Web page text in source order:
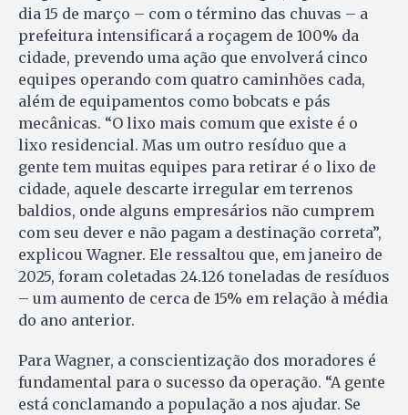
dia 15 de março – com o término das chuvas – a
prefeitura intensificará a roçagem de 100% da
cidade, prevendo uma ação que envolverá cinco
equipes operando com quatro caminhões cada,
além de equipamentos como bobcats e pás
mecânicas. “O lixo mais comum que existe é o
lixo residencial. Mas um outro resíduo que a
gente tem muitas equipes para retirar é o lixo de
cidade, aquele descarte irregular em terrenos
baldios, onde alguns empresários não cumprem
com seu dever e não pagam a destinação correta”,
explicou Wagner. Ele ressaltou que, em janeiro de
2025, foram coletadas 24.126 toneladas de resíduos
– um aumento de cerca de 15% em relação à média
do ano anterior.
Para Wagner, a conscientização dos moradores é
fundamental para o sucesso da operação. “A gente
está conclamando a população a nos ajudar. Se